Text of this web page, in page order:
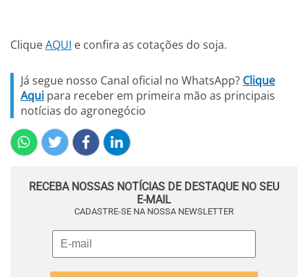
CliqueAQUI e confira as cotações do soja.
Já segue nosso Canal oficial no WhatsApp? Clique
Aqui para receber em primeira mão as principais
notícias do agronegócio
RECEBA NOSSAS NOTÍCIAS DE DESTAQUE NO SEU
E-MAIL
CADASTRE-SE NA NOSSA NEWSLETTER